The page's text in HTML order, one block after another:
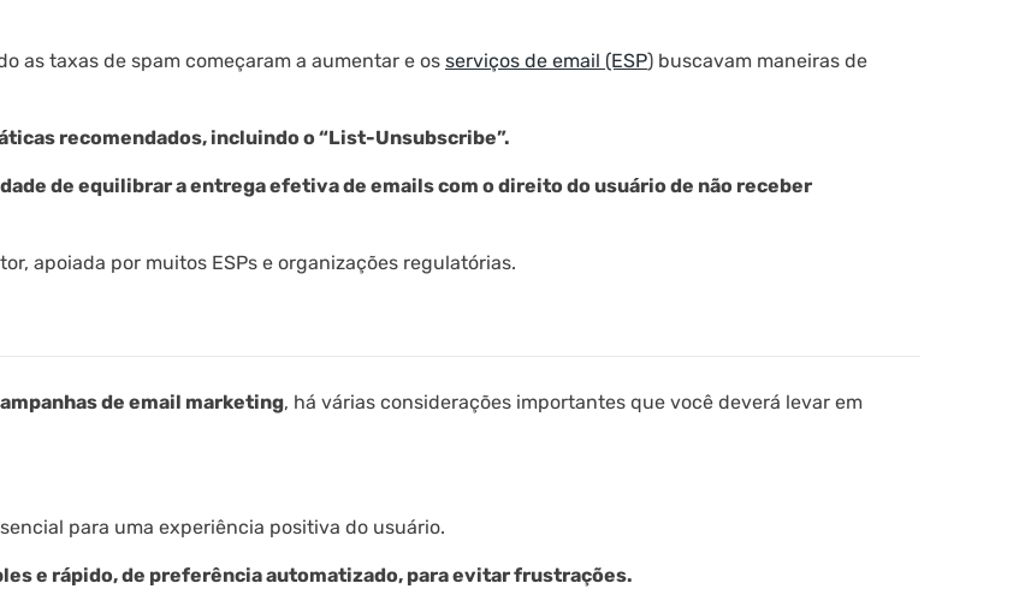
as taxas de spam começaram a aumentar e os serviços de email (ESP) buscavam maneiras de
recomendados, incluindo o “List-Unsubscribe”.
de equilibrar a entrega efetiva de emails com o direito do usuário de não receber
apoiada por muitos ESPs e organizações regulatórias.
de email marketing, há várias considerações importantes que você deverá levar em
para uma experiência positiva do usuário.
e rápido, de preferência automatizado, para evitar frustrações.